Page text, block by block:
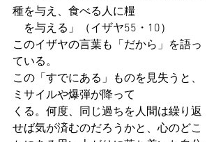
種を与え、食べる人に糧
を与える」（イザヤ55・10）
このイザヤの言葉も「だから」を語っ
ている。
この「すでにある」ものを見失うと、
ミサイルや爆弾が降って
くる。何度、同じ過ちを人間は繰り返
せば気が済むのだろうかと、心のどこ